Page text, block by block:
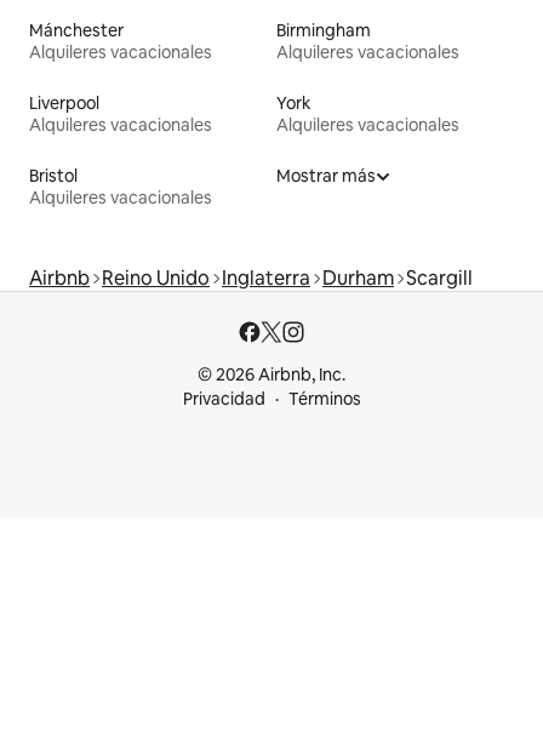
Mánchester
Alquileres vacacionales
Birmingham
Alquileres vacacionales
Liverpool
Alquileres vacacionales
York
Alquileres vacacionales
Bristol
Alquileres vacacionales
Mostrar más
Airbnb Reino Unido Inglaterra Durham Scargill
© 2026 Airbnb, Inc.
Privacidad
Términos